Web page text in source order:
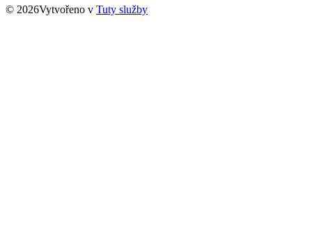
© 2026Vytvořeno v Tuty služby